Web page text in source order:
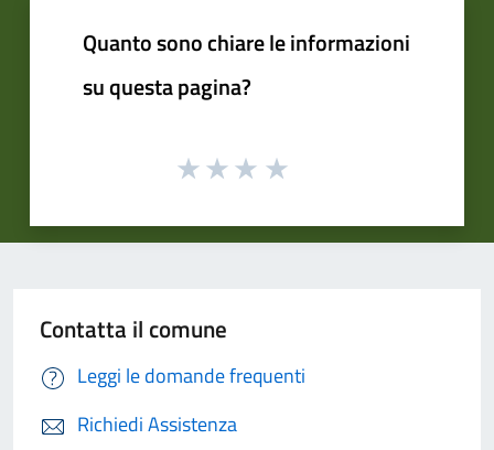
Quanto sono chiare le informazioni
su questa pagina?
Contatta il comune
Leggi le domande frequenti
Richiedi Assistenza